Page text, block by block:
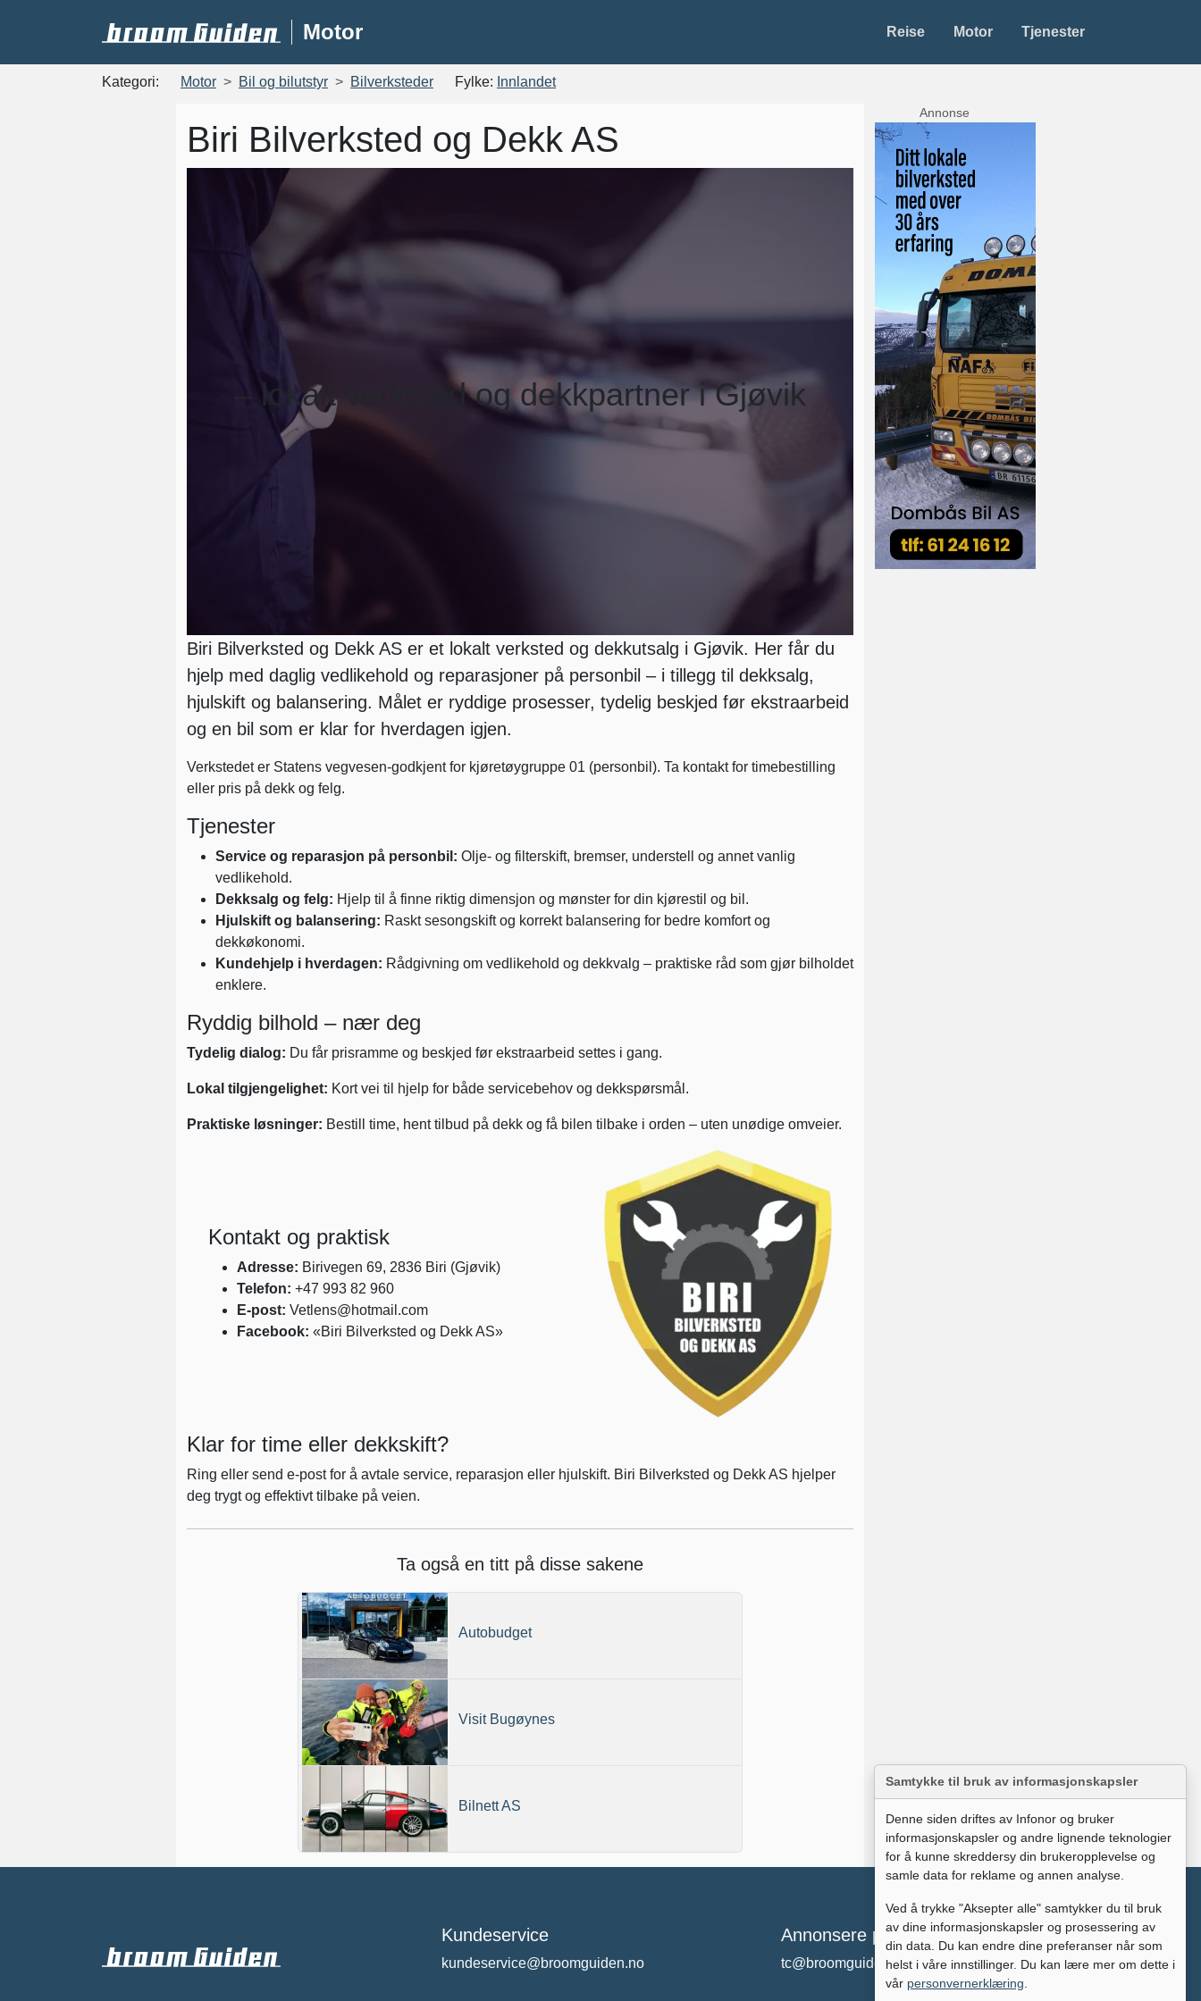
Motor Reise Motor Tjenester
Kategori: Motor Bil og bilutstyr Bilverksteder Fylke: Innlandet
Biri Bilverksted og Dekk AS
– lokalt verksted og dekkpartner i Gjøvik
Biri Bilverksted og Dekk AS er et lokalt verksted og dekkutsalg i Gjøvik. Her får du
hjelp med daglig vedlikehold og reparasjoner på personbil – i tillegg til dekksalg,
hjulskift og balansering. Målet er ryddige prosesser, tydelig beskjed før ekstraarbeid
og en bil som er klar for hverdagen igjen.
Verkstedet er Statens vegvesen-godkjent for kjøretøygruppe 01 (personbil). Ta kontakt for timebestilling
eller pris på dekk og felg.
Tjenester
Service og reparasjon på personbil: Olje- og filterskift, bremser, understell og annet vanlig
vedlikehold.
Dekksalg og felg: Hjelp til å finne riktig dimensjon og mønster for din kjørestil og bil.
Hjulskift og balansering: Raskt sesongskift og korrekt balansering for bedre komfort og
dekkøkonomi.
Kundehjelp i hverdagen: Rådgivning om vedlikehold og dekkvalg – praktiske råd som gjør bilholdet
enklere.
Ryddig bilhold – nær deg
Tydelig dialog: Du får prisramme og beskjed før ekstraarbeid settes i gang.
Lokal tilgjengelighet: Kort vei til hjelp for både servicebehov og dekkspørsmål.
Praktiske løsninger: Bestill time, hent tilbud på dekk og få bilen tilbake i orden – uten unødige omveier.
Kontakt og praktisk
Adresse: Birivegen 69, 2836 Biri (Gjøvik)
Telefon: +47 993 82 960
E-post: Vetlens@hotmail.com
Facebook: «Biri Bilverksted og Dekk AS»
Klar for time eller dekkskift?
Ring eller send e-post for å avtale service, reparasjon eller hjulskift. Biri Bilverksted og Dekk AS hjelper
deg trygt og effektivt tilbake på veien.
Ta også en titt på disse sakene
Autobudget
Visit Bugøynes
Bilnett AS
Annonse
Kundeservice
kundeservice@broomguiden.no
Annonsere på broomguiden?
tc@broomguiden.no
Samtykke til bruk av informasjonskapsler
Denne siden driftes av Infonor og bruker
informasjonskapsler og andre lignende teknologier
for å kunne skreddersy din brukeropplevelse og
samle data for reklame og annen analyse.
Ved å trykke "Aksepter alle" samtykker du til bruk
av dine informasjonskapsler og prosessering av
din data. Du kan endre dine preferanser når som
helst i våre innstillinger. Du kan lære mer om dette i
vår personvernerklæring